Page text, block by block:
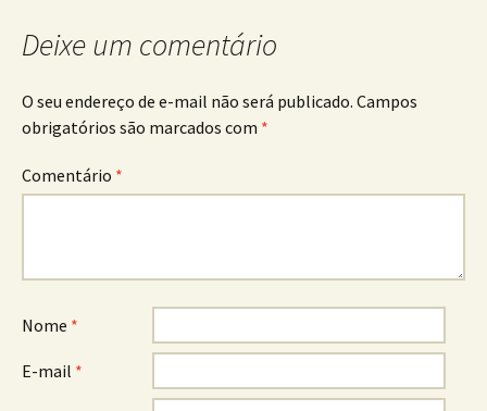
Deixe um comentário
O seu endereço de e-mail não será publicado. Campos
obrigatórios são marcados com *
Comentário *
Nome *
E-mail *